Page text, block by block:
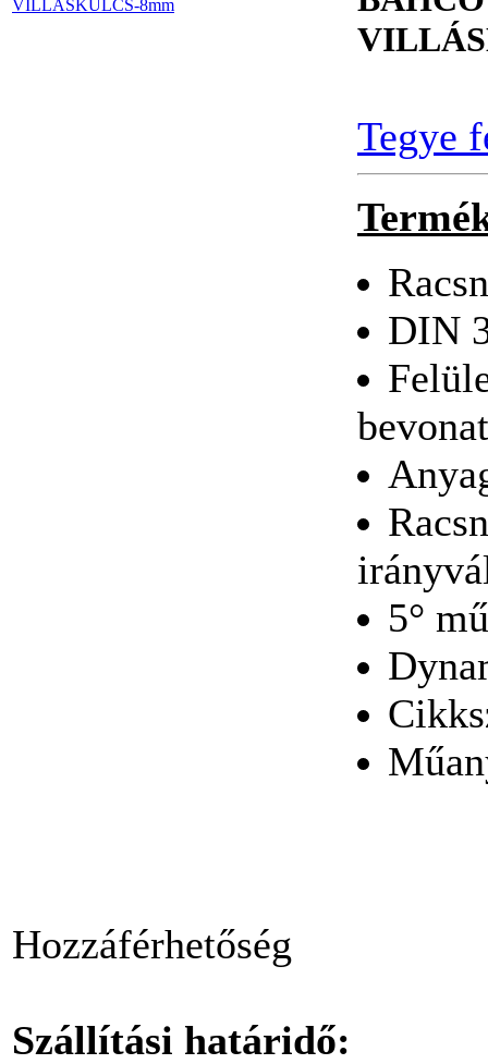
Tegye
DIN
5°
Hozzáférhetőség
Szállítási határidő: